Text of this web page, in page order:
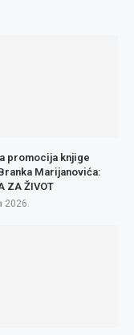
promocija knjige
Marijanovića:
ZA ŽIVOT
2026.